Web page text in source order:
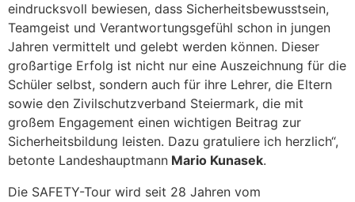
eindrucksvoll bewiesen, dass Sicherheitsbewusstsein,
Teamgeist und Verantwortungsgefühl schon in jungen
Jahren vermittelt und gelebt werden können. Dieser
großartige Erfolg ist nicht nur eine Auszeichnung für die
Schüler selbst, sondern auch für ihre Lehrer, die Eltern
sowie den Zivilschutzverband Steiermark, die mit
großem Engagement einen wichtigen Beitrag zur
Sicherheitsbildung leisten. Dazu gratuliere ich herzlich“,
betonte Landeshauptmann Mario Kunasek.
Die SAFETY-Tour wird seit 28 Jahren vom